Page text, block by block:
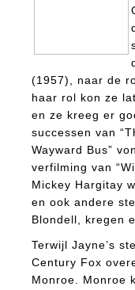
(1957), naar de
haar rol kon ze
en ze kreeg er
successen van
Wayward Bus”
verfilming van
Mickey Hargitay
en ook andere
Blondell, kregen
Terwijl Jayne’s
Century Fox
Monroe. Monroe